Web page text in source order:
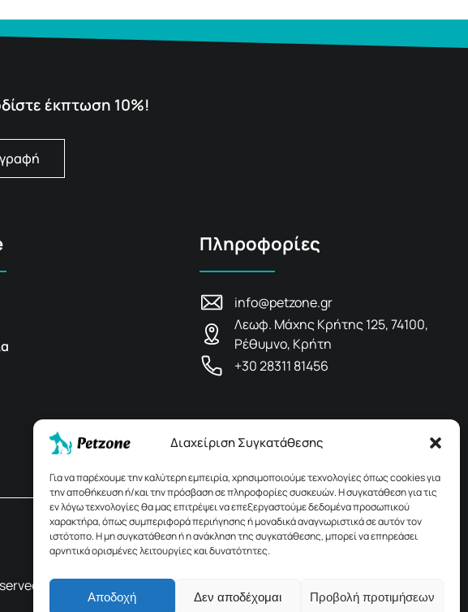
Διαχείριση Συγκατάθεσης
Για να παρέχουμε την καλύτερη εμπειρία, χρησιμοποιούμε τεχνολογίες όπως cookies για
την αποθήκευση ή/και την πρόσβαση σε πληροφορίες συσκευών. Η συγκατάθεση για τις
εν λόγω τεχνολογίες θα μας επιτρέψει να επεξεργαστούμε δεδομένα προσωπικού
χαρακτήρα, όπως συμπεριφορά περιήγησης ή μοναδικά αναγνωριστικά σε αυτόν τον
ιστότοπο. Η μη συγκατάθεση ή η ανάκληση της συγκατάθεσης, μπορεί να επηρεάσει
αρνητικά ορισμένες λειτουργίες και δυνατότητες.
Αποδοχή Δεν αποδέχομαι Προβολή προτιμήσεων
έκπτωση 10%!
Πληροφορίες
info@petzone.gr
Λεωφ. Μάχης Κρήτης 125, 74100,
Ρέθυμνο, Κρήτη
+30 28311 81456